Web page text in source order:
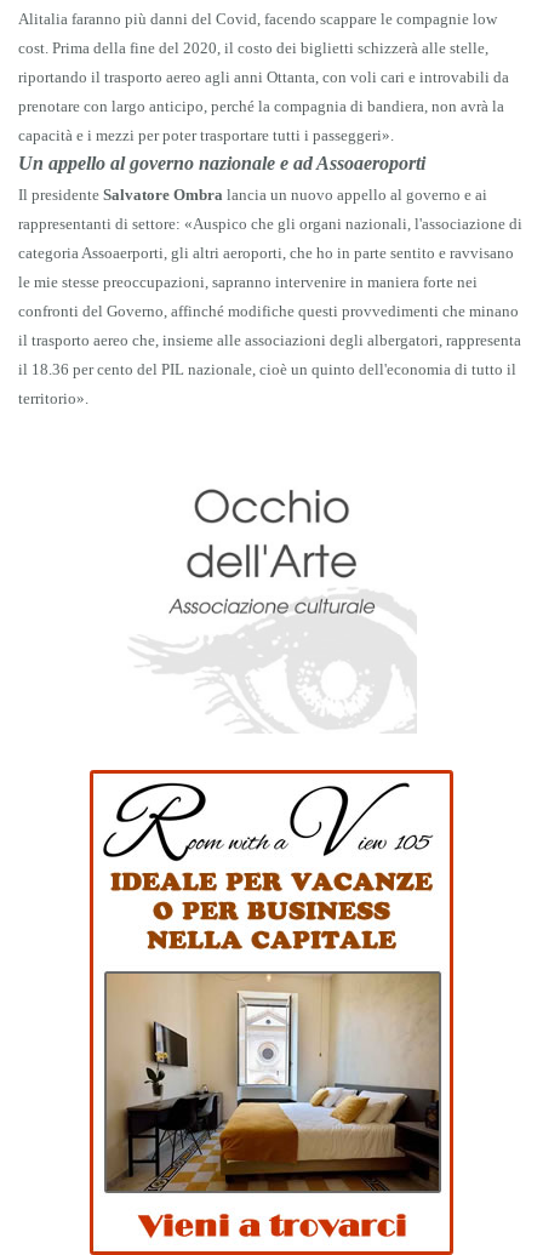
Alitalia faranno più danni del Covid, facendo scappare le compagnie low
cost. Prima della fine del 2020, il costo dei biglietti schizzerà alle stelle,
riportando il trasporto aereo agli anni Ottanta, con voli cari e introvabili da
prenotare con largo anticipo, perché la compagnia di bandiera, non avrà la
capacità e i mezzi per poter trasportare tutti i passeggeri».
Un appello al governo nazionale e ad Assoaeroporti
Il presidente Salvatore Ombra lancia un nuovo appello al governo e ai
rappresentanti di settore: «Auspico che gli organi nazionali, l'associazione di
categoria Assoaerporti, gli altri aeroporti, che ho in parte sentito e ravvisano
le mie stesse preoccupazioni, sapranno intervenire in maniera forte nei
confronti del Governo, affinché modifiche questi provvedimenti che minano
il trasporto aereo che, insieme alle associazioni degli albergatori, rappresenta
il 18.36 per cento del PIL nazionale, cioè un quinto dell'economia di tutto il
territorio».